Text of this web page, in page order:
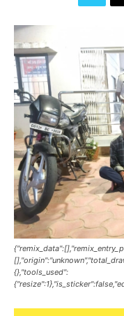
{},"tools_used":